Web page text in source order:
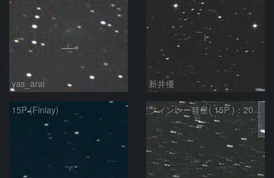
yas_arai 新井優
15P (Finlay) フィンレー彗星( 15P )：2021/08/19